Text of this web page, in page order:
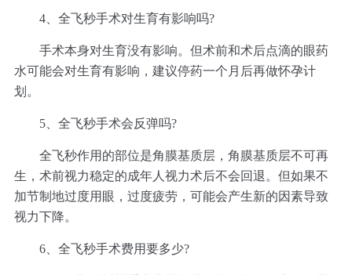
4、全飞秒手术对生育有影响吗?
手术本身对生育没有影响。但术前和术后点滴的眼药
水可能会对生育有影响，建议停药一个月后再做怀孕计
划。
5、全飞秒手术会反弹吗?
全飞秒作用的部位是角膜基质层，角膜基质层不可再
生，术前视力稳定的成年人视力术后不会回退。但如果不
加节制地过度用眼，过度疲劳，可能会产生新的因素导致
视力下降。
6、全飞秒手术费用要多少?